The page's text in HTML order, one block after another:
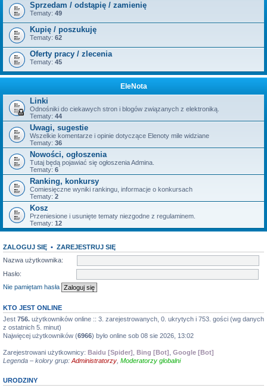
Sprzedam / odstąpię / zamienię
Tematy: 49
Kupię / poszukuję
Tematy: 62
Oferty pracy / zlecenia
Tematy: 45
EleNota
Linki
Odnośniki do ciekawych stron i blogów związanych z elektroniką.
Tematy: 44
Uwagi, sugestie
Wszelkie komentarze i opinie dotyczące Elenoty mile widziane
Tematy: 36
Nowości, ogłoszenia
Tutaj będą pojawiać się ogłoszenia Admina.
Tematy: 6
Ranking, konkursy
Comiesięczne wyniki rankingu, informacje o konkursach
Tematy: 2
Kosz
Przeniesione i usunięte tematy niezgodne z regulaminem.
Tematy: 12
ZALOGUJ SIĘ • ZAREJESTRUJ SIĘ
Nazwa użytkownika:
Hasło:
Nie pamiętam hasła
KTO JEST ONLINE
Jest 756. użytkowników online :: 3. zarejestrowanych, 0. ukrytych i 753. gości (wg danych
z ostatnich 5. minut)
Najwięcej użytkowników (6966) było online sob 08 sie 2026, 13:02
Zarejestrowani użytkownicy: Baidu [Spider] Bing [Bot] Google [Bot]
Legenda – kolory grup: Administratorzy Moderatorzy globalni
URODZINY